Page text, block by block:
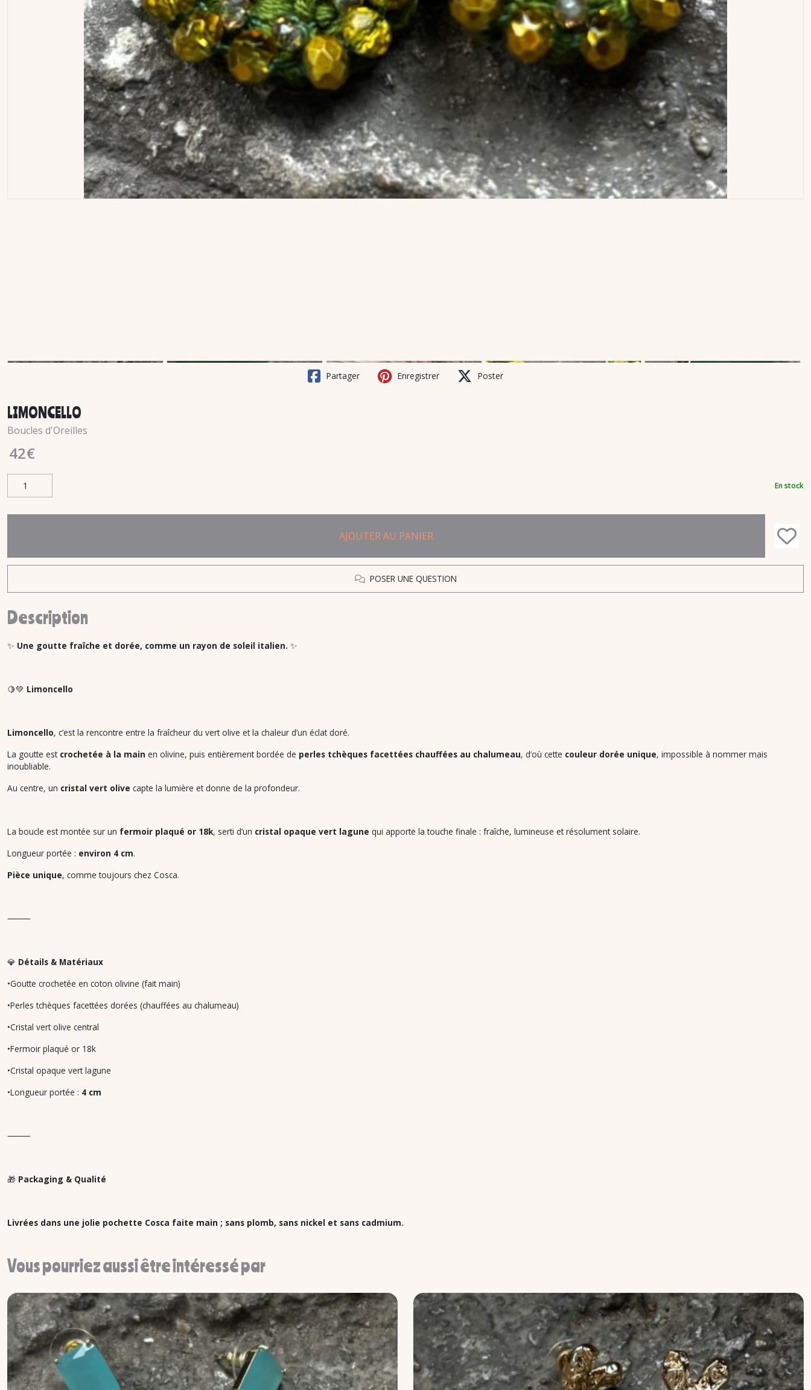
Partager Enregistrer Poster
LIMONCELLO
Boucles d'Oreilles
42€
En stock
AJOUTER AU PANIER
POSER UNE QUESTION
Description
✨ Une goutte fraîche et dorée, comme un rayon de soleil italien. ✨
🍋💚 Limoncello
Limoncello, c’est la rencontre entre la fraîcheur du vert olive et la chaleur d’un éclat doré.
La goutte est crochetée à la main en olivine, puis entièrement bordée de perles tchèques facettées chauffées au chalumeau, d’où cette couleur dorée unique, impossible à nommer mais
inoubliable.
Au centre, un cristal vert olive capte la lumière et donne de la profondeur.
La boucle est montée sur un fermoir plaqué or 18k, serti d’un cristal opaque vert lagune qui apporte la touche finale : fraîche, lumineuse et résolument solaire.
Longueur portée : environ 4 cm.
Pièce unique, comme toujours chez Cosca.
⸻
💎 Détails & Matériaux
•Goutte crochetée en coton olivine (fait main)
•Perles tchèques facettées dorées (chauffées au chalumeau)
•Cristal vert olive central
•Fermoir plaqué or 18k
•Cristal opaque vert lagune
•Longueur portée : 4 cm
⸻
🎁 Packaging & Qualité
Livrées dans une jolie pochette Cosca faite main ; sans plomb, sans nickel et sans cadmium.
Vous pourriez aussi être intéressé par